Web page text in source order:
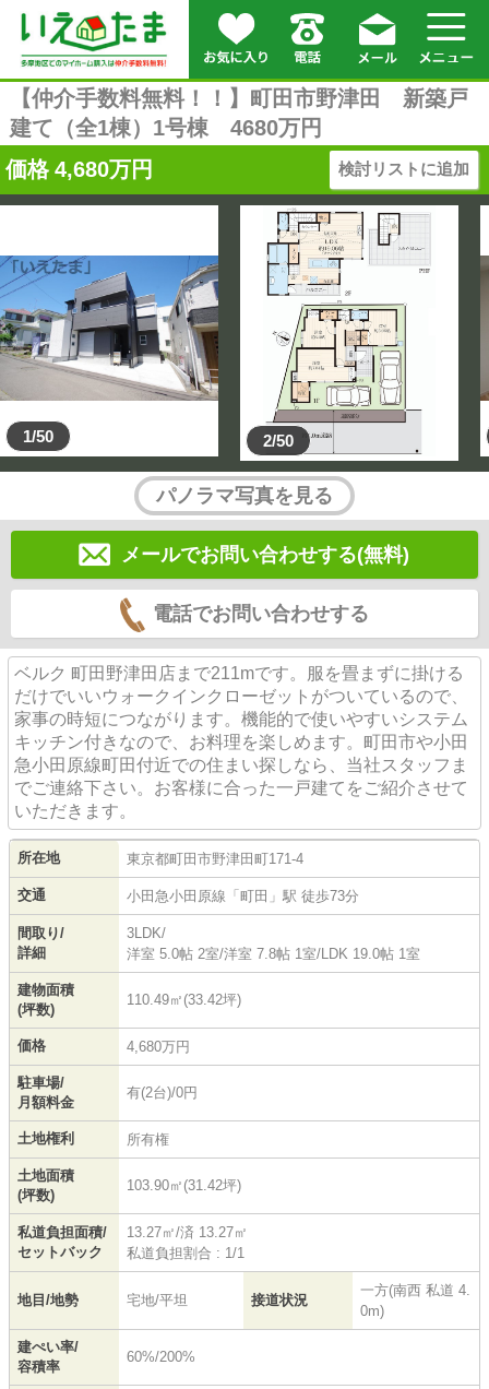
【仲介手数料無料！！】町田市野津田 新築戸
建て（全1棟）1号棟 4680万円
価格 4,680万円 検討リストに追加
1/50 2/50
パノラマ写真を見る
メールでお問い合わせする(無料)
電話でお問い合わせする
ベルク 町田野津田店まで211mです。服を畳まずに掛ける
だけでいいウォークインクローゼットがついているので、
家事の時短につながります。機能的で使いやすいシステム
キッチン付きなので、お料理を楽しめます。町田市や小田
急小田原線町田付近での住まい探しなら、当社スタッフま
でご連絡下さい。お客様に合った一戸建てをご紹介させて
いただきます。
所在地 東京都町田市野津田町171-4
交通 小田急小田原線 「 町田 」駅 徒歩73分
間取り/
詳細
3LDK/
洋室 5.0帖 2室/洋室 7.8帖 1室/ LDK 19.0帖 1室
建物面積
(坪数)
110.49㎡(33.42坪)
価格 4,680万円
駐車場/
月額料金
有(2台)/0円
土地権利 所有権
土地面積
(坪数)
103.90㎡(31.42坪)
私道負担面積/
セットバック
13.27㎡/済 13.27㎡
私道負担割合 : 1/1
地目/地勢 宅地/平坦 接道状況
一方(南西 私道 4.
0m)
建ぺい率/
容積率
60%/200%